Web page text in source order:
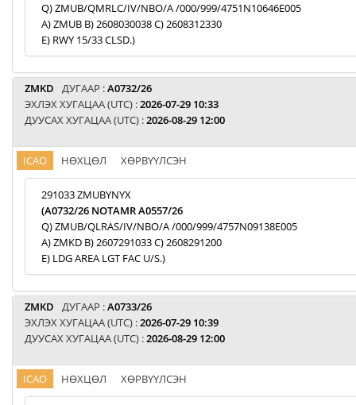
Q) ZMUB/QMRLC/IV/NBO/A /000/999/4751N10646E005
A) ZMUB B) 2608030038 C) 2608312330
E) RWY 15/33 CLSD.)
ZMKD ДУГААР :A0732/26
ЭХЛЭХ ХУГАЦАА (UTC) :2026-07-29 10:33
ДУУСАХ ХУГАЦАА (UTC) :2026-08-29 12:00
ICAO НӨХЦӨЛ ХӨРВҮҮЛСЭН
291033 ZMUBYNYX
(A0732/26 NOTAMR A0557/26
Q) ZMUB/QLRAS/IV/NBO/A /000/999/4757N09138E005
A) ZMKD B) 2607291033 C) 2608291200
E) LDG AREA LGT FAC U/S.)
ZMKD ДУГААР :A0733/26
ЭХЛЭХ ХУГАЦАА (UTC) :2026-07-29 10:39
ДУУСАХ ХУГАЦАА (UTC) :2026-08-29 12:00
ICAO НӨХЦӨЛ ХӨРВҮҮЛСЭН